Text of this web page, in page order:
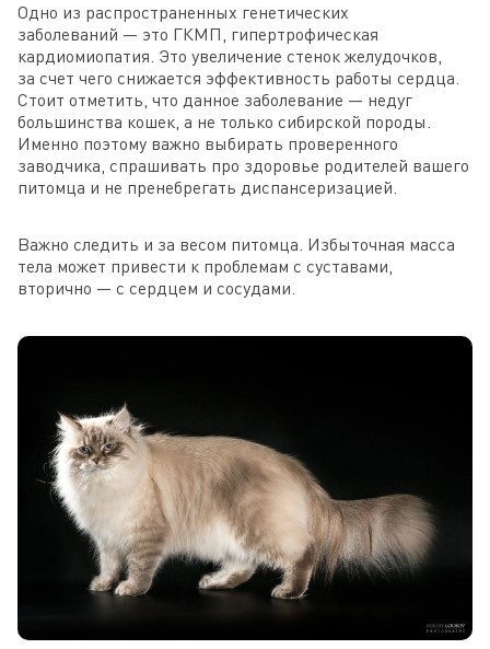
Одно из распространенных генетических
заболеваний — это ГКМП, гипертрофическая
кардиомиопатия. Это увеличение стенок желудочков,
за счет чего снижается эффективность работы сердца.
Стоит отметить, что данное заболевание — недуг
большинства кошек, а не только сибирской породы.
Именно поэтому важно выбирать проверенного
заводчика, спрашивать про здоровье родителей вашего
питомца и не пренебрегать диспансеризацией.
Важно следить и за весом питомца. Избыточная масса
тела может привести к проблемам с суставами,
вторично — с сердцем и сосудами.